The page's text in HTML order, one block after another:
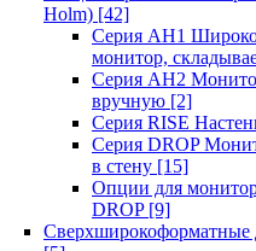
Holm) [42]
Серия AH1
монитор,
Серия AH2
вручную [2]
Серия RISE
Серия DROP
в стену [15]
Опции для
DROP [9]
Сверхширокоформатные